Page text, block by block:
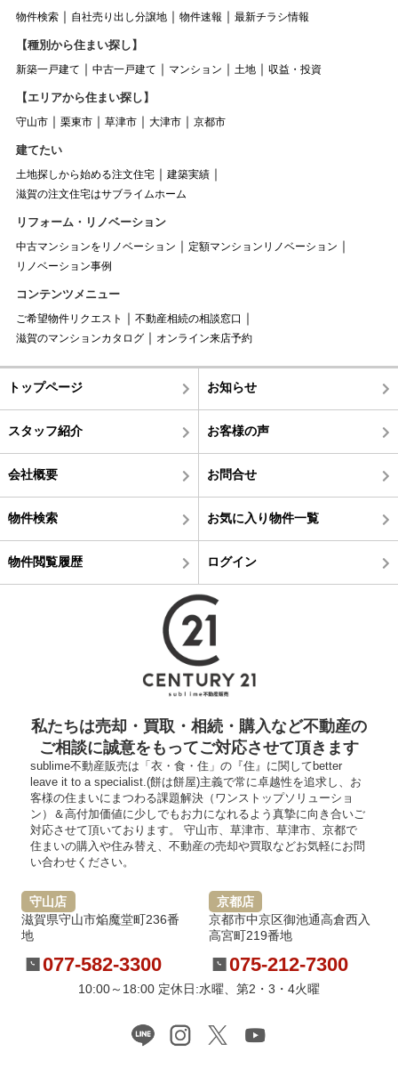
物件検索 自社売り出し分譲地 物件速報 最新チラシ情報
【種別から住まい探し】
新築一戸建て 中古一戸建て マンション 土地 収益・投資
【エリアから住まい探し】
守山市 栗東市 草津市 大津市 京都市
建てたい
土地探しから始める注文住宅
建築実績
滋賀の注文住宅はサブライムホーム
リフォーム・リノベーション
中古マンションをリノベーション
定額マンションリノベーション
リノベーション事例
コンテンツメニュー
ご希望物件リクエスト
不動産相続の相談窓口
滋賀のマンションカタログ
オンライン来店予約
トップページ お知らせ
スタッフ紹介 お客様の声
会社概要 お問合せ
物件検索 お気に入り物件一覧
物件閲覧履歴 ログイン
私たちは売却・買取・相続・購入など不動産の
ご相談に誠意をもってご対応させて頂きます
sublime不動産販売は「衣・食・住」の『住』に関してbetter
leave it to a specialist.(餅は餅屋)主義で常に卓越性を追求し、お
客様の住まいにまつわる課題解決（ワンストップソリューショ
ン）＆高付加価値に少しでもお力になれるよう真摯に向き合いご
対応させて頂いております。 守山市、草津市、草津市、京都で
住まいの購入や住み替え、不動産の売却や買取などお気軽にお問
い合わせください。
守山店
滋賀県守山市焔魔堂町236番
地
077-582-3300
京都店
京都市中京区御池通高倉西入
高宮町219番地
075-212-7300
10:00～18:00 定休日:水曜、第2・3・4火曜